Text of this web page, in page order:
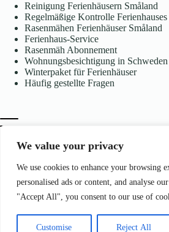
We value your privacy
We use cookies to enhance your browsing
personalised ads or content, and analyse
"Accept All", you consent to our use of
Customise Reject All
Reinigung Ferienhäusern Småland
Regelmäßige Kontrolle Ferienhauses
Rasenmähen Ferienhäuser Småland
Ferienhaus-Service
Rasenmäh Abonnement
Wohnungsbesichtigung in Schweden
Winterpaket für Ferienhäuser
Häufig gestellte Fragen
Kontakt
Åsen 4 575 98 Hjältevad Schweden
info@bjornservice.com
+46 73 897 38 64
Copyright © 2026 - Bjorn